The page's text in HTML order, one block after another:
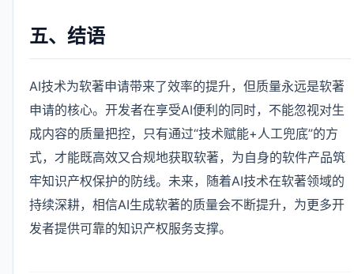
五、结语
AI技术为软著申请带来了效率的提升，但质量永远是软著
申请的核心。开发者在享受AI便利的同时，不能忽视对生
成内容的质量把控，只有通过“技术赋能+人工兜底”的方
式，才能既高效又合规地获取软著，为自身的软件产品筑
牢知识产权保护的防线。未来，随着AI技术在软著领域的
持续深耕，相信AI生成软著的质量会不断提升，为更多开
发者提供可靠的知识产权服务支撑。